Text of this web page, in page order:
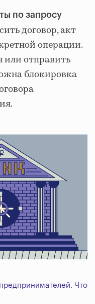
по запросу
договор, акт
операции.
или отправить
блокировка
Что